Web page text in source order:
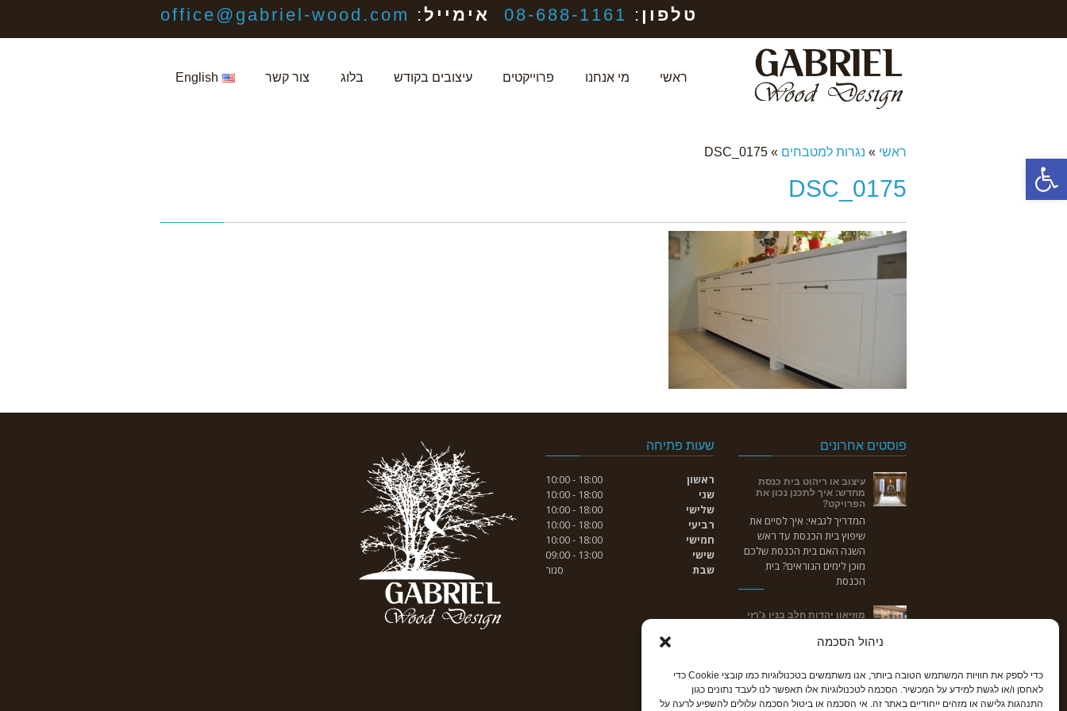
פתח סרגל נגישות
ניהול הסכמה
כדי לספק את חוויות המשתמש הטובה ביותר, אנו משתמשים בטכנולוגיות כמו קובצי Cookie כדי
לאחסן ו/או לגשת למידע על המכשיר. הסכמה לטכנולוגיות אלו תאפשר לנו לעבד נתונים כגון
התנהגות גלישה או מזהים ייחודיים באתר זה. אי הסכמה או ביטול הסכמה עלולים להשפיע לרעה על
טלפון :
08-688-1161 אימייל:
office@gabriel-wood.com
ראשי מי אנחנו פרוייקטים עיצובים בקודש בלוג צור קשר English
ראשי » נגרות למטבחים »
DSC_0175
DSC_0175
פוסטים אחרונים
עיצוב או ריהוט בית כנסת
מחדש: איך לתכנן נכון את
הפרויקט?
המדריך לגבאי: איך לסיים את
שיפוץ בית הכנסת עד ראש
השנה האם בית הכנסת שלכם
מוכן לימים הנוראים? בית
הכנסת
מוזיאון יהדות חלב בניו ג'רזי
קהילת בית יוסף בעיר דיל, ניו
הקהילה היהודית בעיר חלב
שבסוריה
שעות פתיחה
ראשון
18:00 - 10:00
שני
18:00 - 10:00
שלישי
18:00 - 10:00
רביעי
18:00 - 10:00
חמישי
18:00 - 10:00
שישי
13:00 - 09:00
שבת
סגור